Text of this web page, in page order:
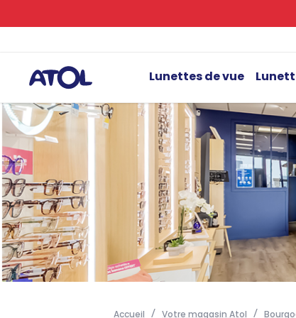
Lunettes de vue
Accueil Votre magasin Atol